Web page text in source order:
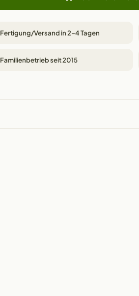
Fertigung/Versand in 2–4 Tagen
Familienbetrieb seit 2015